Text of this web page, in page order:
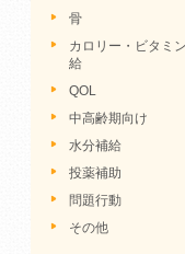
骨
カロリー・ビタミ
給
QOL
中高齢期向け
水分補給
投薬補助
問題行動
その他